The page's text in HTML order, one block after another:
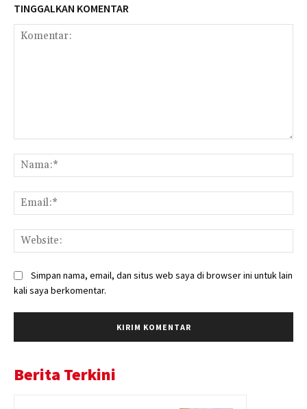
TINGGALKAN KOMENTAR
Simpan nama, email, dan situs web saya di browser ini untuk lain
kali saya berkomentar.
Berita Terkini